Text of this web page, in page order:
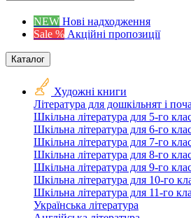
NEW Нові надходження
Sale % Акційні пропозиції
Каталог
Художні книги
Література для дошкільнят і
Шкільна література для 5-го
Шкільна література для 6-го
Шкільна література для 7-го
Шкільна література для 8-го
Шкільна література для 9-го
Шкільна література для 10-го
Шкільна література для 11-го
Українська література